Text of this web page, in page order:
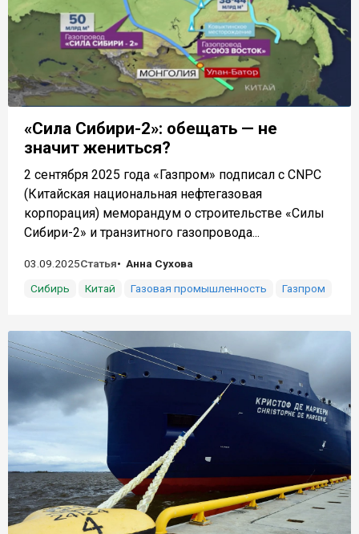
«Сила Сибири-2»: обещать — не
значит жениться?
2 сентября 2025 года «Газпром» подписал с CNPC
(Китайская национальная нефтегазовая
корпорация) меморандум о строительстве «Силы
Сибири-2» и транзитного газопровода...
03.09.2025Статья
Анна Сухова
Сибирь
Китай Газовая промышленность Газпром